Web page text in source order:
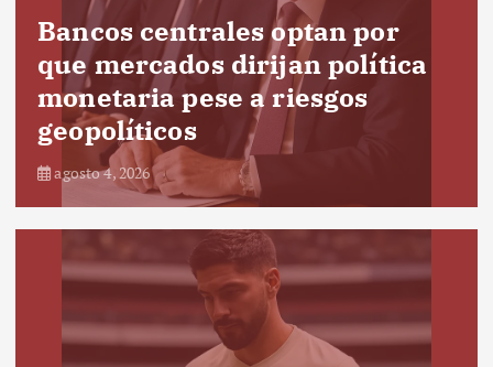
Bancos centrales optan por
que mercados dirijan política
monetaria pese a riesgos
geopolíticos
agosto 4, 2026